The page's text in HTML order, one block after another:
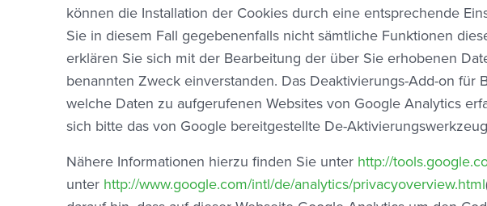
können die Installation der Cookies durch eine entsprechende
Sie in diesem Fall gegebenenfalls nicht sämtliche Funktionen
erklären Sie sich mit der Bearbeitung der über Sie erhobenen
benannten Zweck einverstanden. Das Deaktivierungs-Add-on
welche Daten zu aufgerufenen Websites von Google Analytics
sich bitte das von Google bereitgestellte De-
Nähere Informationen hierzu finden Sie unter http://
unter http://www.google.com/intl/de/analytics/privacyoverview.html